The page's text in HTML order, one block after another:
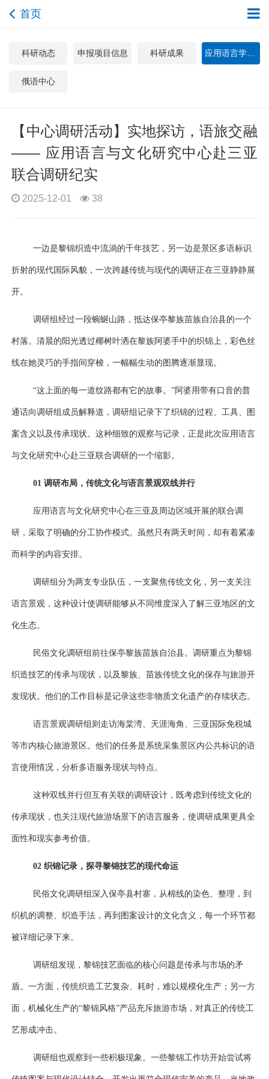
首页
科研动态 申报项目信息 科研成果
俄语中心
【中心调研活动】实地探访，语旅交融
—— 应用语言与文化研究中心赴三亚
联合调研纪实
2025-12-01 38
一边是黎锦织造中流淌的千年技艺，另一边是景区多语标识
折射的现代国际风貌，一次跨越传统与现代的调研正在三亚静静展
开。
调研组经过一段蜿蜒山路，抵达保亭黎族苗族自治县的一个
村落。清晨的阳光透过椰树叶洒在黎族阿婆手中的织锦上，彩色丝
线在她灵巧的手指间穿梭，一幅幅生动的图腾逐渐显现。
“这上面的每一道纹路都有它的故事。”阿婆用带有口音的普
通话向调研组成员解释道，调研组记录下了织锦的过程、工具、图
案含义以及传承现状。这种细致的观察与记录，正是此次应用语言
与文化研究中心赴三亚联合调研的一个缩影。
01调研布局，传统文化与语言景观双线并行
应用语言与文化研究中心在三亚及周边区域开展的联合调
研，采取了明确的分工协作模式。虽然只有两天时间，却有着紧凑
而科学的内容安排。
调研组分为两支专业队伍，一支聚焦传统文化，另一支关注
语言景观，这种设计使调研能够从不同维度深入了解三亚地区的文
化生态。
民俗文化调研组前往保亭黎族苗族自治县。调研重点为黎锦
织造技艺的传承与现状，以及黎族、苗族传统文化的保存与旅游开
发现状。他们的工作目标是记录这些非物质文化遗产的存续状态。
语言景观调研组则走访海棠湾、天涯海角、三亚国际免税城
等市内核心旅游景区。他们的任务是系统采集景区内公共标识的语
言使用情况，分析多语服务现状与特点。
这种双线并行但互有关联的调研设计，既考虑到传统文化的
传承现状，也关注现代旅游场景下的语言服务，使调研成果更具全
面性和现实参考价值。
02织锦记录，探寻黎锦技艺的现代命运
民俗文化调研组深入保亭县村寨，从棉线的染色、整理，到
织机的调整、织造手法，再到图案设计的文化含义，每一个环节都
被详细记录下来。
调研组发现，黎锦技艺面临的核心问题是传承与市场的矛
盾。一方面，传统织造工艺复杂、耗时，难以规模化生产；另一方
面，机械化生产的“黎锦风格”产品充斥旅游市场，对真正的传统工
艺形成冲击。
调研组也观察到一些积极现象。一些黎锦工作坊开始尝试将